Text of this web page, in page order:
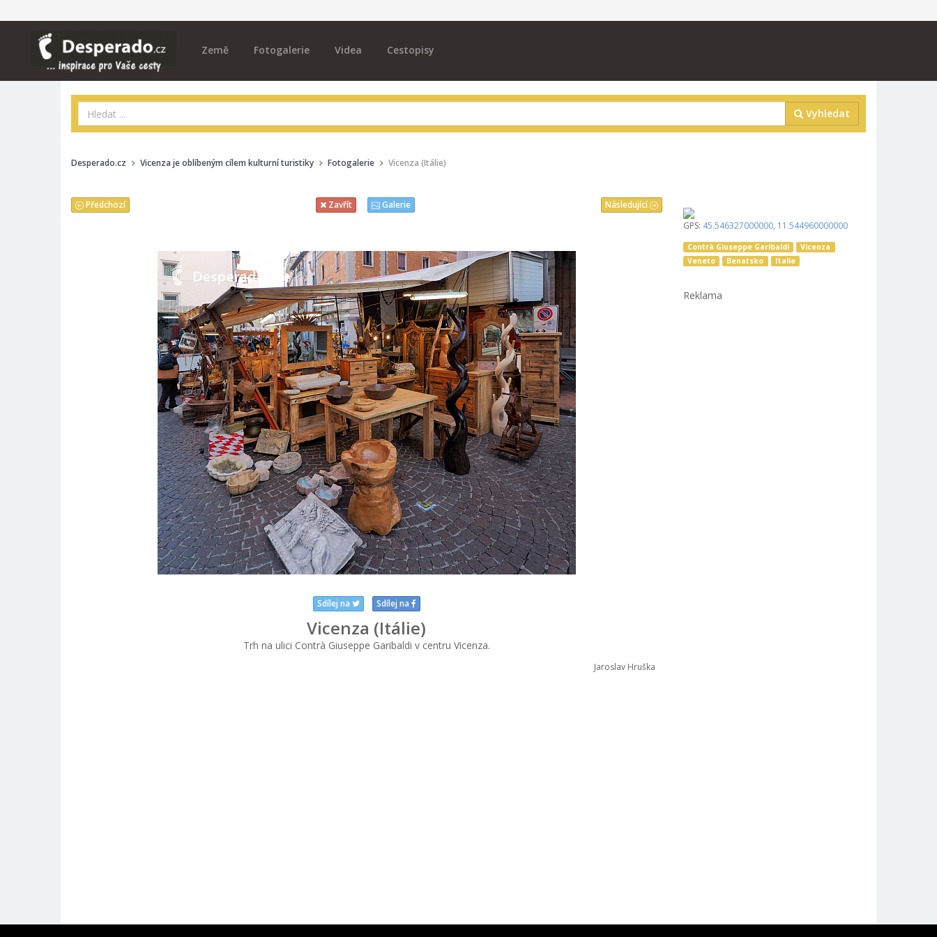
Země Fotogalerie Videa Cestopisy
Vyhledat
Desperado.cz Vicenza je oblíbeným cílem kulturní turistiky Fotogalerie Vicenza (Itálie)
Následující
Předchozí Zavřít Galerie
Sdílej na Sdílej na
Vicenza (Itálie)
Trh na ulici Contrà Giuseppe Garibaldi v centru Vicenza.
Jaroslav Hruška
GPS: 45.546327000000, 11.544960000000
Contrà Giuseppe Garibaldi
Vicenza
Veneto
Benatsko Italie
Reklama